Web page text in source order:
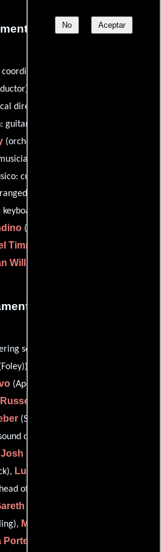
No Aceptar
de musica
coordinator / musician: guitar 2),
director),
guitar 1),
(orchestrations by),
keyboard 2),
cuerno francés),
by / musical director / musical
1),
(Baterista),
Timmons
Willis
de sonido
services (as Jim Austin)),
(Apoyo editorial digital),
Russell Godwin
(Supervisor de edición de sonido),
designer),
Josh Lowden
Lucas Miller
of engineering),
Owen
Mike Peters
Porter